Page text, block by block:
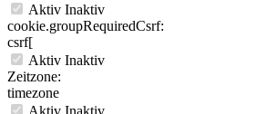
Aktiv Inaktiv
cookie.groupRequiredCsrf:
csrf[
Aktiv Inaktiv
Zeitzone:
timezone
Aktiv Inaktiv